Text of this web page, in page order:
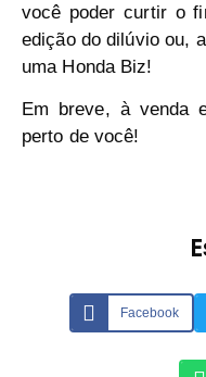
você poder curtir o
edição do dilúvio ou,
umaHonda Biz!
Em breve, à venda
perto de você!
Facebook